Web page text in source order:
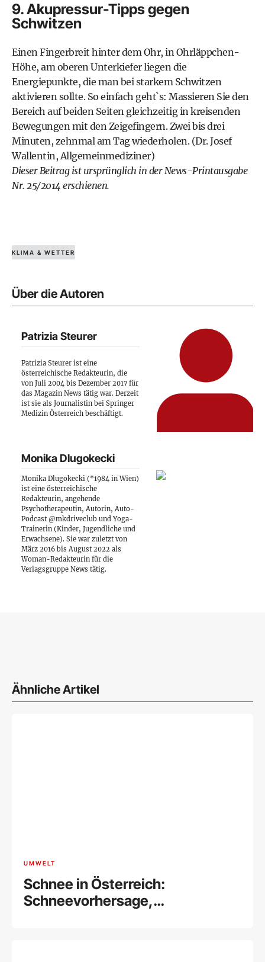
9. Akupressur-Tipps gegen
Schwitzen
Einen Fingerbreit hinter dem Ohr, in Ohrläppchen-
Höhe, am oberen Unterkiefer liegen die
Energiepunkte, die man bei starkem Schwitzen
aktivieren sollte. So einfach geht`s: Massieren Sie den
Bereich auf beiden Seiten gleichzeitig in kreisenden
Bewegungen mit den Zeigefingern. Zwei bis drei
Minuten, zehnmal am Tag wiederholen. (Dr. Josef
Wallentin, Allgemeinmediziner)
Dieser Beitrag ist ursprünglich in derNews-Printausgabe
Nr. 25/2014 erschienen.
KLIMA & WETTER
Über die Autoren
Patrizia Steurer
Patrizia Steurer ist eine
österreichische Redakteurin, die
von Juli 2004 bis Dezember 2017 für
das Magazin News tätig war. Derzeit
ist sie als Journalistin bei Springer
Medizin Österreich beschäftigt.
Monika Dlugokecki
Monika Dlugokecki (*1984 in Wien)
ist eine österreichische
Redakteurin, angehende
Psychotherapeutin, Autorin, Auto-
Podcast @mkdriveclub und Yoga-
Trainerin (Kinder, Jugendliche und
Erwachsene). Sie war zuletzt von
März 2016 bis August 2022 als
Woman-Redakteurin für die
Verlagsgruppe News tätig.
Ähnliche Artikel
UMWELT
Schnee in Österreich:
Schneevorhersage,